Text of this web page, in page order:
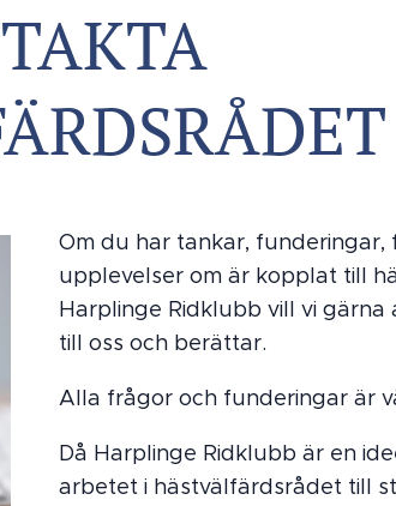
Om du har tankar, funderingar,
upplevelser om är kopplat till
Harplinge Ridklubb vill vi
till oss och berättar.
Alla frågor och funderingar är
Då Harplinge Ridklubb är en
arbetet i hästvälfärdsrådet till